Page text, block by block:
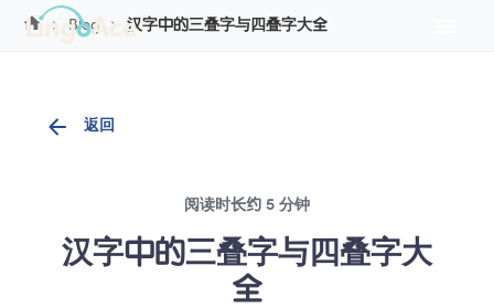
Blog 汉字中的三叠字与四叠字大全
返回
阅读时长约 5 分钟
汉字中的三叠字与四叠字大
全
Cookie管理